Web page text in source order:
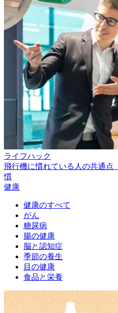
ライフハック
飛行機に慣れている人の共通
慣
健康
健康のすべて
がん
糖尿病
腸の健康
脳と認知症
季節の養生
目の健康
食品と栄養